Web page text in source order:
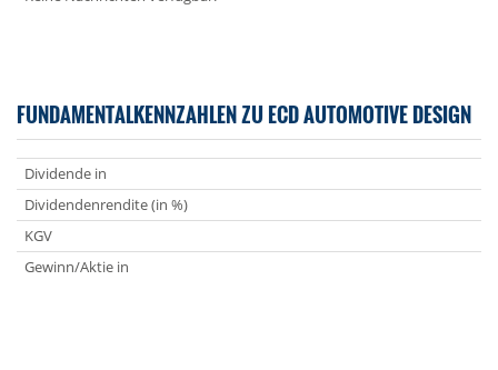
FUNDAMENTALKENNZAHLEN ZU ECD AUTOMOTIVE DESIGN
Dividende in
Dividendenrendite (in %)
KGV
Gewinn/Aktie in